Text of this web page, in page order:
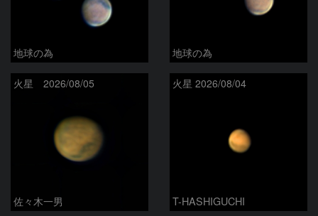
地球の為 地球の為
火星 2026/08/05
佐々木一男
火星 2026/08/04
T-HASHIGUCHI